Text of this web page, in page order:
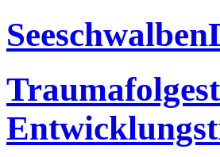
Seeschwalben